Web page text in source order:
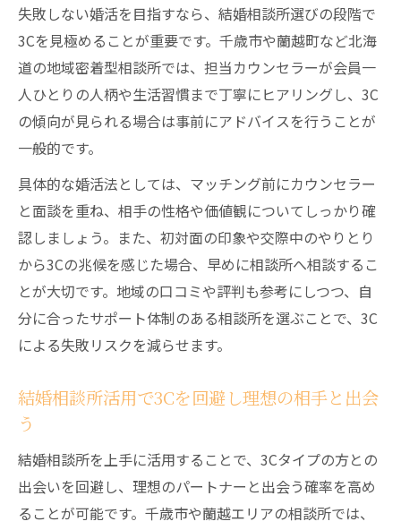
失敗しない婚活を目指すなら、結婚相談所選びの段階で
3Cを見極めることが重要です。千歳市や蘭越町など北海
道の地域密着型相談所では、担当カウンセラーが会員一
人ひとりの人柄や生活習慣まで丁寧にヒアリングし、3C
の傾向が見られる場合は事前にアドバイスを行うことが
一般的です。
具体的な婚活法としては、マッチング前にカウンセラー
と面談を重ね、相手の性格や価値観についてしっかり確
認しましょう。また、初対面の印象や交際中のやりとり
から3Cの兆候を感じた場合、早めに相談所へ相談するこ
とが大切です。地域の口コミや評判も参考にしつつ、自
分に合ったサポート体制のある相談所を選ぶことで、3C
による失敗リスクを減らせます。
結婚相談所活用で3Cを回避し理想の相手と出会
う
結婚相談所を上手に活用することで、3Cタイプの方との
出会いを回避し、理想のパートナーと出会う確率を高め
ることが可能です。千歳市や蘭越エリアの相談所では、